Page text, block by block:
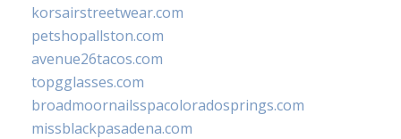
korsairstreetwear.com
petshopallston.com
avenue26tacos.com
topgglasses.com
broadmoornailsspacoloradosprings.com
missblackpasadena.com